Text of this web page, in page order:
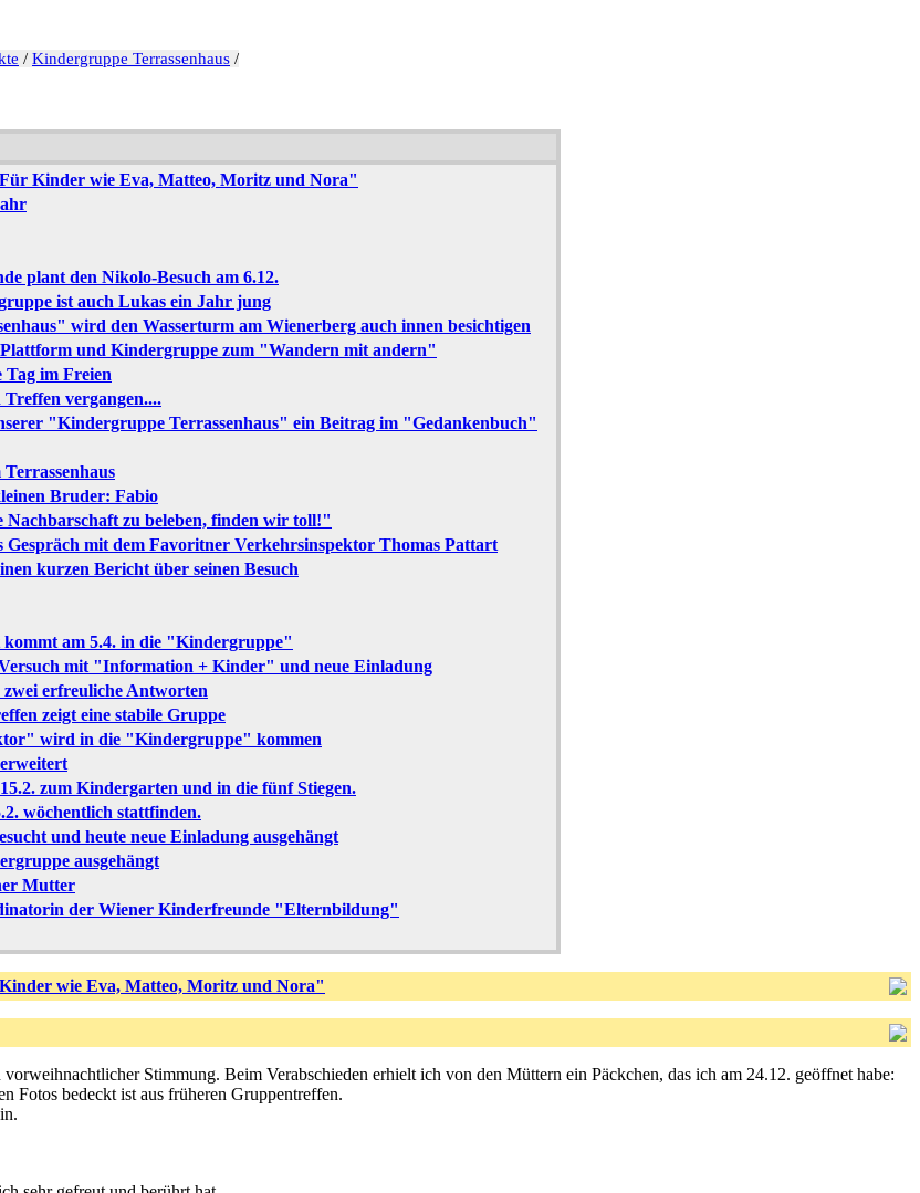
/ Kindergruppe Terrassenhaus /
Kinder wie Eva, Matteo, Moritz und Nora"
plant den Nikolo-Besuch am 6.12.
ist auch Lukas ein Jahr jung
wird den Wasserturm am Wienerberg auch innen besichtigen
Plattform und Kindergruppe zum "Wandern mit andern"
Tag im Freien
Treffen vergangen....
"Kindergruppe Terrassenhaus" ein Beitrag im "Gedankenbuch"
Terrassenhaus
Bruder: Fabio
zu beleben, finden wir toll!"
Gespräch mit dem Favoritner Verkehrsinspektor Thomas Pattart
kurzen Bericht über seinen Besuch
am 5.4. in die "Kindergruppe"
mit "Information + Kinder" und neue Einladung
erfreuliche Antworten
zeigt eine stabile Gruppe
wird in die "Kindergruppe" kommen
zum Kindergarten und in die fünf Stiegen.
wöchentlich stattfinden.
und heute neue Einladung ausgehängt
ausgehängt
Mutter
der Wiener Kinderfreunde "Elternbildung"
wie Eva, Matteo, Moritz und Nora"
Stimmung. Beim Verabschieden erhielt ich von den Müttern ein Päckchen, das ich am 24.12. geöffnet habe:
Fotos bedeckt ist aus früheren Gruppentreffen.